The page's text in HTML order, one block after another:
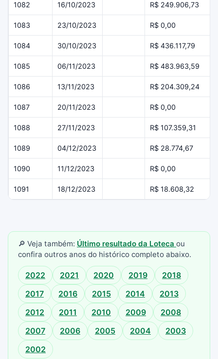
1082 16/10/2023 R$ 249.906,73
1083 23/10/2023 R$ 0,00
1084 30/10/2023 R$ 436.117,79
1085 06/11/2023 R$ 483.963,59
1086 13/11/2023 R$ 204.309,24
1087 20/11/2023 R$ 0,00
1088 27/11/2023 R$ 107.359,31
1089 04/12/2023 R$ 28.774,67
1090 11/12/2023 R$ 0,00
1091 18/12/2023 R$ 18.608,32
🔎 Veja também: Último resultado da Loteca ou
confira outros anos do histórico completo abaixo.
2022 2021 2020 2019
2018
2017
2016 2015 2014
2013
2012
2011 2010 2009
2008
2007
2006 2005 2004
2003
2002